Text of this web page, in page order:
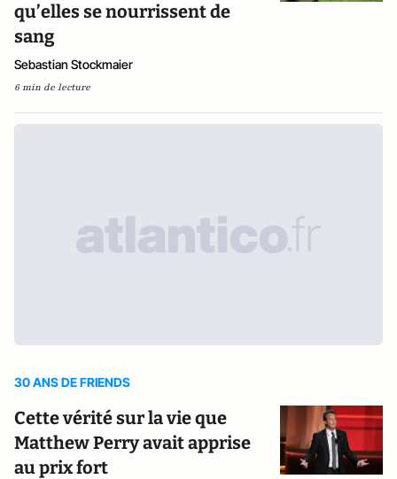
qu’elles se nourrissent de
sang
Sebastian Stockmaier
6 min de lecture
30 ANS DE FRIENDS
Cette vérité sur la vie que
Matthew Perry avait apprise
au prix fort